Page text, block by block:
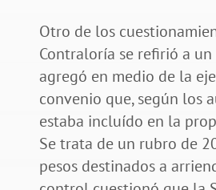
Otro de los
Contraloría se refirió a
agregó en medio de la
convenio que, según los
estaba incluído en la
Se trata de un rubro de
pesos destinados a